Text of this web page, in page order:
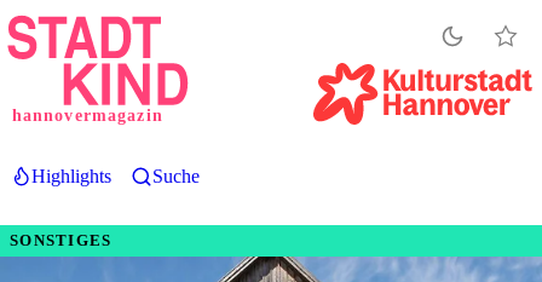
Direkt
zum
hannovermagazin
Highlights Suche
SONSTIGES